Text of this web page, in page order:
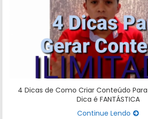
4 Dicas de Como Criar Conteúdo Para
Dica é FANTÁSTICA
Continue Lendo